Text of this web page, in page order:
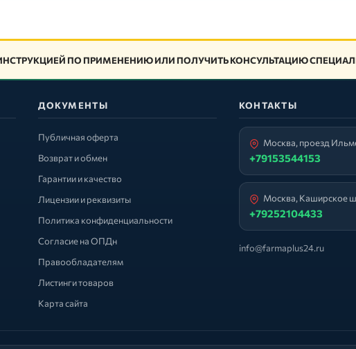
ПО ПРИМЕНЕНИЮ ИЛИ ПОЛУЧИТЬ КОНСУЛЬТАЦИЮ
ДОКУМЕНТЫ
Публичная оферта
Возврат и обмен
Гарантии и качество
Лицензии и реквизиты
Политика конфиденциальности
Согласие на ОПДн
Правообладателям
Листинги товаров
Карта сайта
КОНТАКТЫ
Москва, проезд
+79153544153
Москва, Каширское
+79252104433
info@farmaplus24.ru